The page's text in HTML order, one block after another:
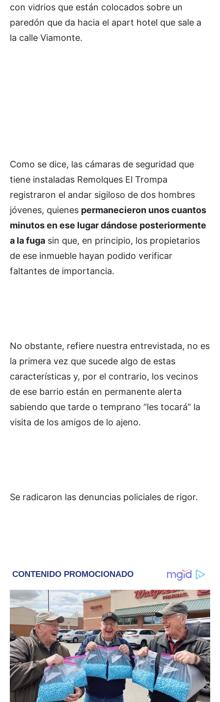
con vidrios que están colocados sobre un
paredón que da hacia el apart hotel que sale a
la calle Viamonte.
Como se dice, las cámaras de seguridad que
tiene instaladas Remolques El Trompa
registraron el andar sigiloso de dos hombres
jóvenes, quienes permanecieron unos cuantos
minutos en ese lugar dándose posteriormente
a la fuga sin que, en principio, los propietarios
de ese inmueble hayan podido verificar
faltantes de importancia.
No obstante, refiere nuestra entrevistada, no es
la primera vez que sucede algo de estas
características y, por el contrario, los vecinos
de ese barrio están en permanente alerta
sabiendo que tarde o temprano “les tocará” la
visita de los amigos de lo ajeno.
Se radicaron las denuncias policiales de rigor.